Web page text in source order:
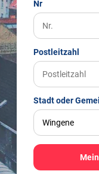
Nr
Postleitzahl
Stadt oder